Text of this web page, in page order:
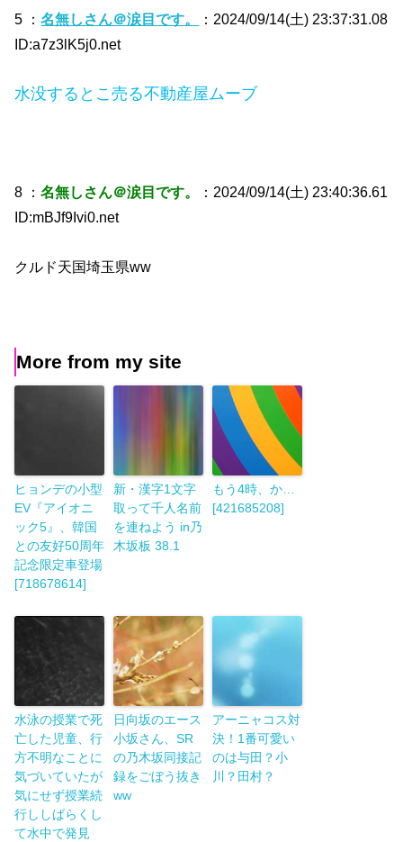
5 ：名無しさん＠涙目です。
：2024/09/14(土) 23:37:31.08
ID:a7z3lK5j0.net
水没するとこ売る不動産屋ムーブ
8 ：名無しさん＠涙目です。
：2024/09/14(土) 23:40:36.61
ID:mBJf9Ivi0.net
クルド天国埼玉県ww
More from my site
ヒョンデの小型
EV『アイオニ
ック5』、韓国
との友好50周年
記念限定車登場
[718678614]
新・漢字1文字
取って千人名前
を連ねよう in乃
木坂板 38.1
もう4時、か…
[421685208]
水泳の授業で死
亡した児童、行
方不明なことに
気づいていたが
気にせず授業続
行ししばらくし
て水中で発見
日向坂のエース
小坂さん、SR
の乃木坂同接記
録をごぼう抜き
ww
アーニャコス対
決！1番可愛い
のは与田？小
川？田村？